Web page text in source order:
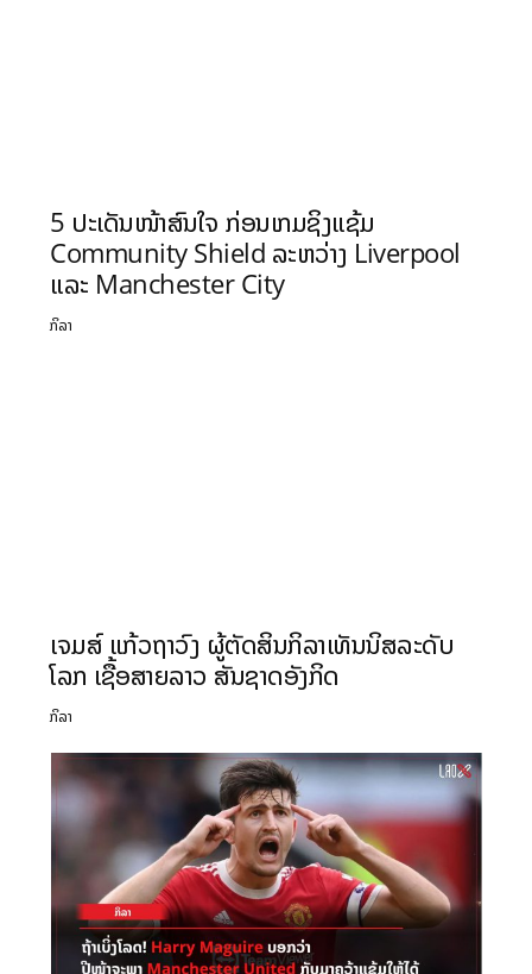
5 ປະເດັນໜ້າສົນໃຈ ກ່ອນເກມຊິງແຊ້ມ
Community Shield ລະຫວ່າງ Liverpool
ແລະ Manchester City
ກິລາ
ເຈມສ໌ ແກ້ວຖາວົງ ຜູ້ຕັດສິນກິລາເທັນນິສລະດັບ
ໂລກ ເຊື້ອສາຍລາວ ສັນຊາດອັງກິດ
ກິລາ